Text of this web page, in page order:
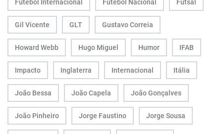
Futebol Internacional Futebol Nacional Futsal
Gil Vicente GLT Gustavo Correia
Howard Webb Hugo Miguel Humor IFAB
Impacto Inglaterra Internacional Itália
João Bessa João Capela João Gonçalves
João Pinheiro Jorge Faustino Jorge Sousa